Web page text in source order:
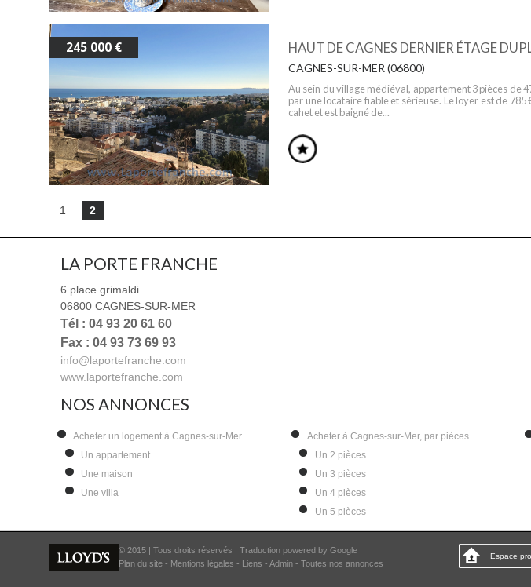
245 000 € HAUT DE CAGNES DERNIER ÉTAGE
CAGNES-SUR-MER (06800)
Au sein du village médiéval, appartement 3 pièces de
par une locataire fiable et sérieuse. Le loyer est de
cahet et est baigné de...
1 2
LA PORTE FRANCHE
6 place grimaldi
06800 CAGNES-SUR-MER
Tél : 04 93 20 61 60
Fax : 04 93 73 69 93
info@laportefranche.com
www.laportefranche.com
NOS ANNONCES
Acheter un logement à Cagnes-sur-Mer
Un appartement
Une maison
Une villa
Acheter à Cagnes-sur-Mer, par pièces
Un 2 pièces
Un 3 pièces
Un 4 pièces
Un 5 pièces
© 2015 | Tous droits réservés | Traduction powered by Google
Plan du site - Mentions légales - Liens - Admin - Toutes nos annonces
Espace